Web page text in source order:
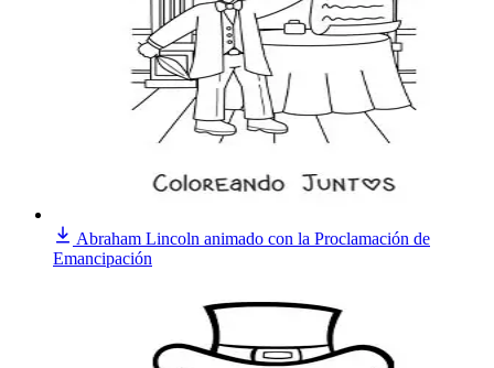
Abraham Lincoln animado con la Proclamación de
Emancipación